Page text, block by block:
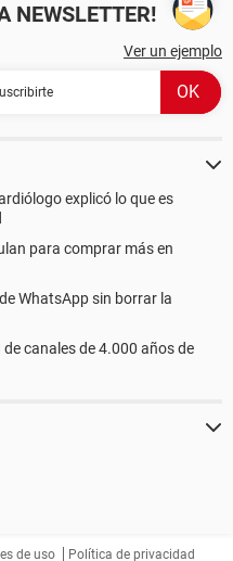
NEWSLETTER!
Ver un ejemplo
explicó lo que es
para comprar más en
WhatsApp sin borrar la
canales de 4.000 años de
de uso Política de privacidad